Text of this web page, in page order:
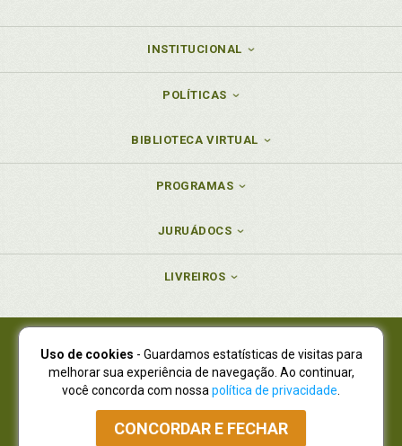
INSTITUCIONAL
POLÍTICAS
BIBLIOTECA VIRTUAL
PROGRAMAS
JURUÁDOCS
LIVREIROS
Juruá Editora Ltda., CNPJ 77.535.508/0001-19
Juruá Informática Ltda., CNPJ 01.701.561/0001-80
NOVO ENDEREÇO:R. Flávio Dallegrave, 7665, São Lourenço |
Curitiba - Paraná - CEP 82210-310
Atendimento: (41) 4009-3900|Vendas Atacado: (41) 4009-3939
Uso de cookies - Guardamos estatísticas de visitas para
melhorar sua experiência de navegação. Ao continuar,
você concorda com nossa política de privacidade
CONCORDAR E FECHAR